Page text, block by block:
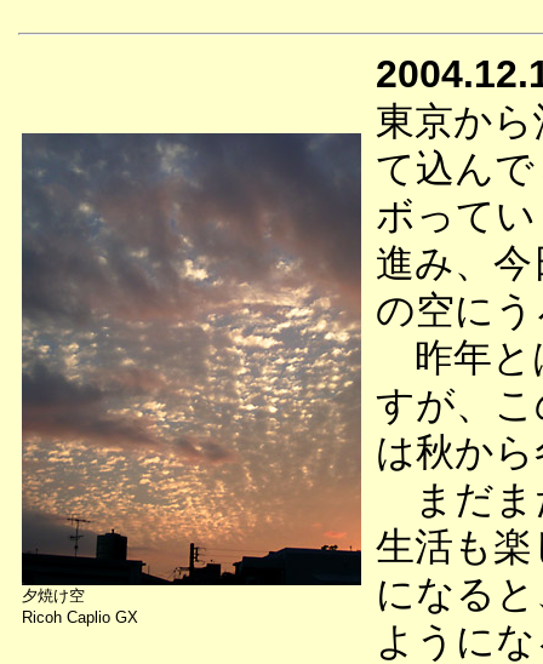
夕焼け空
Ricoh Caplio GX
東京か
て込ん
ボって
進み、
の空に
昨年と
すが、
は秋か
まだま
生活も
になる
ように